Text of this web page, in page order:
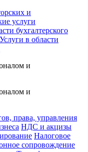
и
услуги
бухгалтерского
Услуги в области
и
и
права, управления
НДС и акцизы
Налоговое
сопровождение